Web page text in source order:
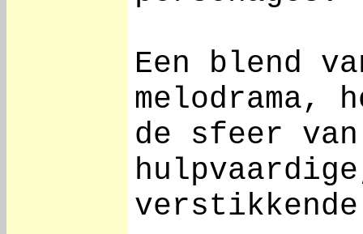
Een blend
melodrama,
de sfeer